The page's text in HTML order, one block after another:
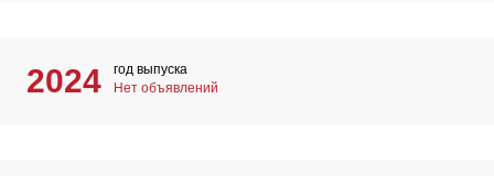
2024
год выпуска
Нет объявлений